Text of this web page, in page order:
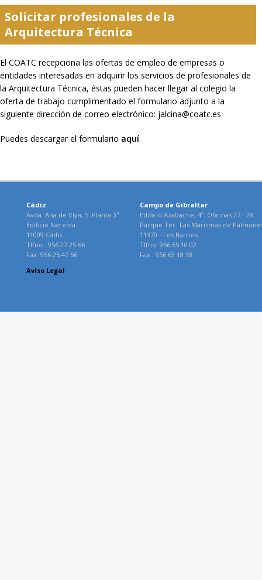
Solicitar profesionales de la
Arquitectura Técnica
El COATC recepciona las ofertas de empleo de empresas o
entidades interesadas en adquirir los servicios de profesionales de
la Arquitectura Técnica, éstas pueden hacer llegar al colegio la
oferta de trabajo cumplimentado el formulario adjunto a la
siguiente dirección de correo electrónico: jalcina@coatc.es
Puedes descargar el formulario aquí.
Cádiz
Avda. Ana de Viya, 5. Planta 3ª.
Edificio Nereida.
11009 Cádiz.
Tlfno.: 956 27 25 66
Fax: 956 25 47 56
Campo de Gibraltar
Edificio Azabache, 4º. Oficinas 27 - 28.
Parque Tec. Las Marismas de
11370 - Los Barrios.
Tlfno: 956 65 10 02
Fax : 956 63 18 38
Aviso Legal